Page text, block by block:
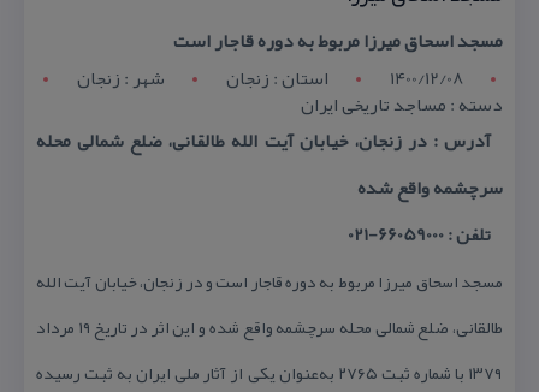
مسجد اسحاق میرزا مربوط به دوره قاجار است
1400/12/08
استان : زنجان شهر : زنجان
دسته : مساجد تاریخی ایران
آدرس : در زنجان، خیابان آیت الله طالقانی، ضلع شمالی محله
سرچشمه واقع شده
تلفن : 66059000-021
مسجد اسحاق میرزا مربوط به دوره قاجار است و در زنجان، خیابان آیت الله
طالقانی، ضلع شمالی محله سرچشمه واقع شده و این اثر در تاریخ ۱۹ مرداد
۱۳۷۹ با شماره ثبت ۲۷۶۵ به‌عنوان یكی از آثار ملی ایران به ثبت رسیده